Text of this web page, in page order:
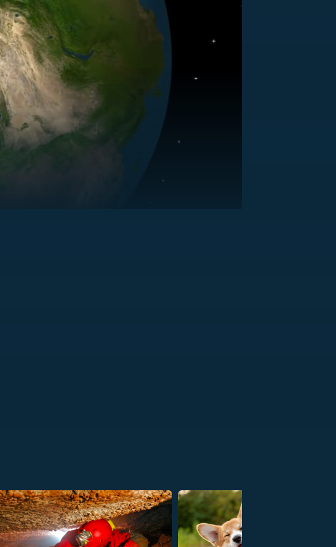
FILMY VERSUS
REALITA
HORORY VERSUS
REALITA
OPTICKÉ ILUZE A
KLAMY